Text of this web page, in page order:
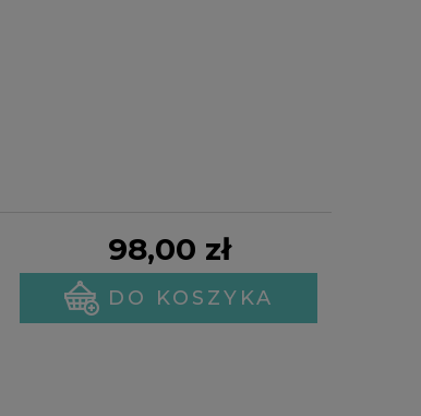
98,00 zł
DO KOSZYKA